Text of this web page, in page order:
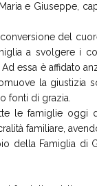
e Giuseppe,
del
a svolgere i
essa è affidato
la giustizia
fonti di grazia.
le famiglie
familiare,
della Famiglia di